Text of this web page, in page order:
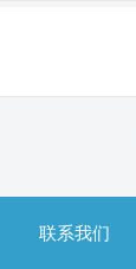
联系我们